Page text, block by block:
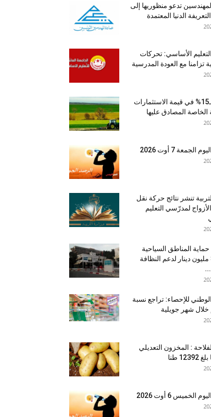
تدعو منظوريها إلى
الدنيا المعتمدة
الأساسي: تحركات
تزامنا مع العودة المدرسية
ارتفاع بـ15% في قيمة الاستثمارات
الخاصة المصادق عليها
7 أوت 2026
تنشر نتائج حركة نقل
لمدرّسي التعليم
المناطق السياحية
يرصد 8 مليون دينار لدعم النظافة
للإحصاء: تراجع نسبة
خلال شهر جويلية
: المخزون التعديلي
طنا
6 أوت 2026